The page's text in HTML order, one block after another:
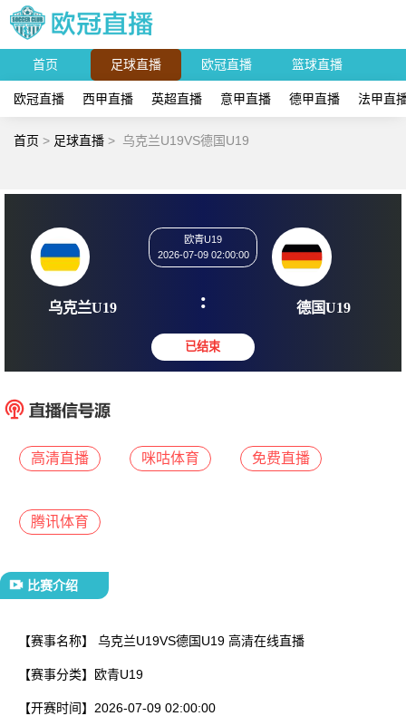
首页 足球直播 欧冠直播 篮球直播
欧冠直播 西甲直播 英超直播 意甲直播 德甲直播 法甲直
首页 > 足球直播 > 乌克兰U19VS德国U19
乌克兰U19
2026-07-09 02:00:00
: 德国
高清直播 咪咕体育 免费直播
腾讯体育
比赛介绍
【赛事名称】 乌克兰U19VS德国U19 高清在线直播
【赛事分类】 欧青U19
【开赛时间】 2026-07-09 02:00:00